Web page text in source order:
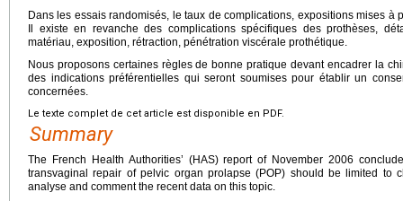
Dans les essais randomisés, le taux de complications, expositions mises à
Il existe en revanche des complications spécifiques des prothèses,
matériau, exposition, rétraction, pénétration viscérale prothétique.
Nous proposons certaines règles de bonne pratique devant encadrer la
des indications préférentielles qui seront soumises pour établir un
concernées.
Le texte complet de cet article est disponible en PDF.
Summary
The French Health Authorities’ (HAS) report of November 2006
transvaginal repair of pelvic organ prolapse (POP) should be limited to
analyse and comment the recent data on this topic.